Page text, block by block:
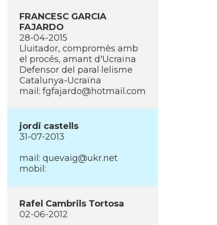
FRANCESC GARCIA
FAJARDO
28-04-2015
Lluitador, compromès amb
el procés, amant d'Ucraïna
Defensor del paral·lelisme
Catalunya-Ucraïna
mail: fgfajardo@hotmail.com
jordi castells
31-07-2013
mail: quevaig@ukr.net
mobil:
Rafel Cambrils Tortosa
02-06-2012